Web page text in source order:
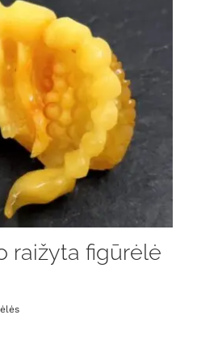
raižyta figūrėlė